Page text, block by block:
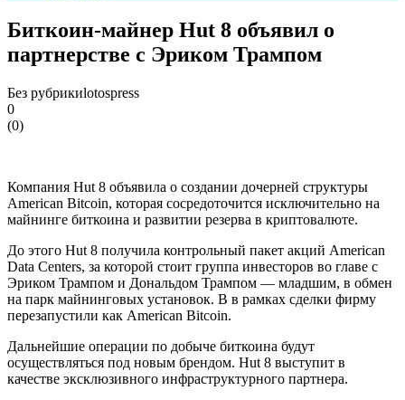
Биткоин-майнер Hut 8 объявил о
партнерстве с Эриком Трампом
Без рубрикиlotospress
0
(0)
Компания Hut 8 объявила о создании дочерней структуры
American Bitcoin, которая сосредоточится исключительно на
майнинге биткоина и развитии резерва в криптовалюте.
До этого Hut 8 получила контрольный пакет акций American
Data Centers, за которой стоит группа инвесторов во главе с
Эриком Трампом и Дональдом Трампом — младшим, в обмен
на парк майнинговых установок. В в рамках сделки фирму
перезапустили как American Bitcoin.
Дальнейшие операции по добыче биткоина будут
осуществляться под новым брендом. Hut 8 выступит в
качестве эксклюзивного инфраструктурного партнера.